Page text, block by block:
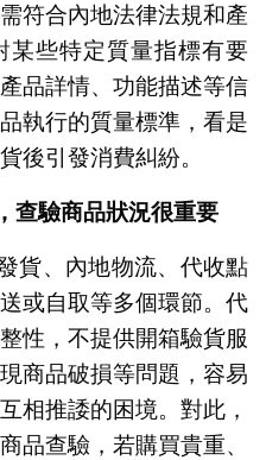
符合內地法律法規和產
某些特定質量指標有要
品詳情、功能描述等信
執行的質量標準，看是
後引發消費糾紛。
查驗商品狀況很重要
貨、內地物流、代收點
或自取等多個環節。代
性，不提供開箱驗貨服
商品破損等問題，容易
相推諉的困境。對此，
品查驗，若購買貴重、